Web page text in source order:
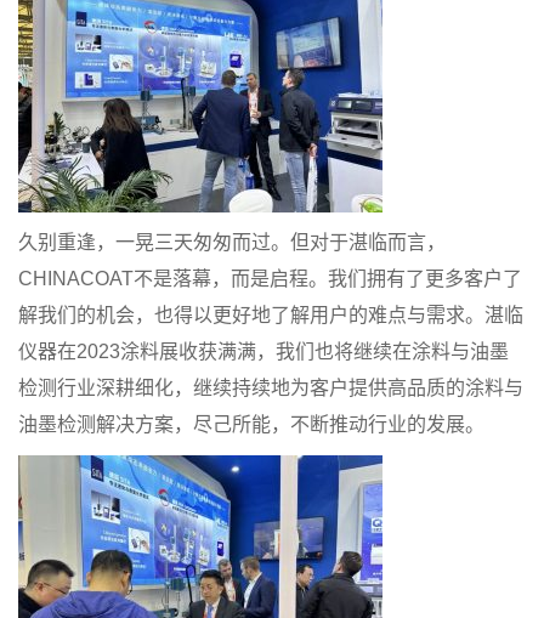
久别重逢，一晃三天匆匆而过。但对于湛临而言，
CHINACOAT不是落幕，而是启程。我们拥有了更多客户了
解我们的机会，也得以更好地了解用户的难点与需求。湛临
仪器在2023涂料展收获满满，我们也将继续在涂料与油墨
检测行业深耕细化，继续持续地为客户提供高品质的涂料与
油墨检测解决方案，尽己所能，不断推动行业的发展。